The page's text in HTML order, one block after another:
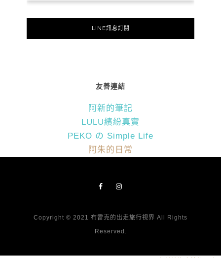
LINE訊息訂閱
友善連結
阿新的筆記
LULU繽紛真實
PEKO の Simple Life
阿朱的日常
Copyright © 2021 布雷克的出走旅行視界 All Rights
Reserved.